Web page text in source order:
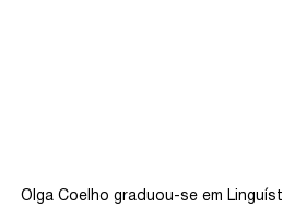
Olga Coelho graduou-se em